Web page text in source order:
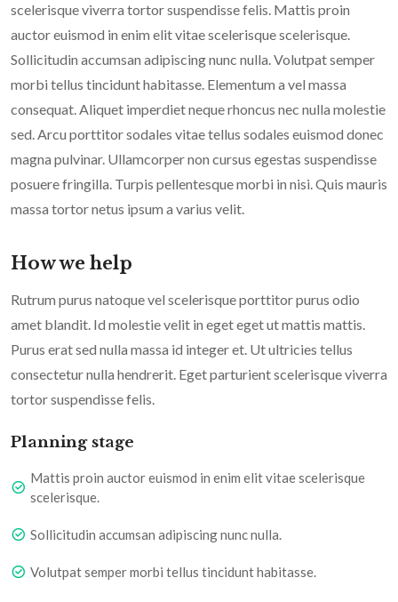
scelerisque viverra tortor suspendisse felis. Mattis proin
auctor euismod in enim elit vitae scelerisque scelerisque.
Sollicitudin accumsan adipiscing nunc nulla. Volutpat semper
morbi tellus tincidunt habitasse. Elementum a vel massa
consequat. Aliquet imperdiet neque rhoncus nec nulla molestie
sed. Arcu porttitor sodales vitae tellus sodales euismod donec
magna pulvinar. Ullamcorper non cursus egestas suspendisse
posuere fringilla. Turpis pellentesque morbi in nisi. Quis mauris
massa tortor netus ipsum a varius velit.
How we help
Rutrum purus natoque vel scelerisque porttitor purus odio
amet blandit. Id molestie velit in eget eget ut mattis mattis.
Purus erat sed nulla massa id integer et. Ut ultricies tellus
consectetur nulla hendrerit. Eget parturient scelerisque viverra
tortor suspendisse felis.
Planning stage
Mattis proin auctor euismod in enim elit vitae scelerisque
scelerisque.
Sollicitudin accumsan adipiscing nunc nulla.
Volutpat semper morbi tellus tincidunt habitasse.